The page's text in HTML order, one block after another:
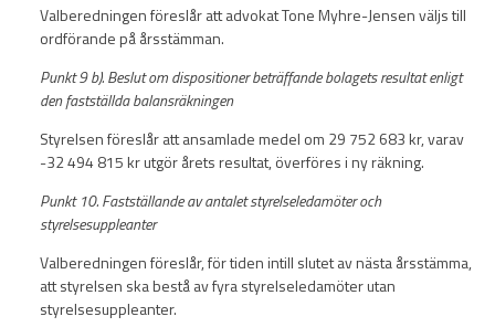
Valberedningen föreslår att advokat Tone Myhre-Jensen väljs till
ordförande på årsstämman.
Punkt 9 b). Beslut om dispositioner beträffande bolagets resultat enligt
den fastställda balansräkningen
Styrelsen föreslår att ansamlade medel om 29 752 683 kr, varav
-32 494 815 kr utgör årets resultat, överföres i ny räkning.
Punkt 10. Fastställande av antalet styrelseledamöter och
styrelsesuppleanter
Valberedningen föreslår, för tiden intill slutet av nästa årsstämma,
att styrelsen ska bestå av fyra styrelseledamöter utan
styrelsesuppleanter.